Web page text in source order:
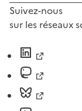
Suivez-nous
sur les réseaux